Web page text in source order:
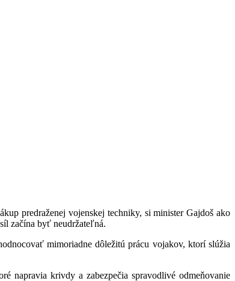
predraženej vojenskej techniky, si minister Gajdoš ako
začína byť neudržateľná.
mimoriadne dôležitú prácu vojakov, ktorí slúžia
napravia krivdy a zabezpečia spravodlivé odmeňovanie